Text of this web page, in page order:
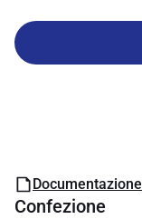
Documentazione
Confezione